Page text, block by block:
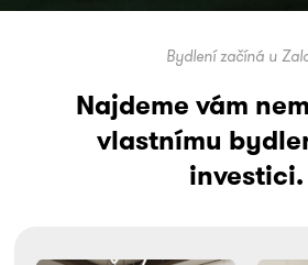
Bydlení začíná u
Najdeme vám
vlastnímu
investici.